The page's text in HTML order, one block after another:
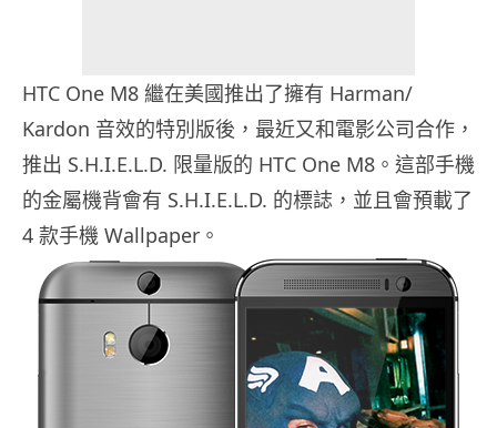
HTC One M8 繼在美國推出了擁有 Harman/
Kardon 音效的特別版後，最近又和電影公司合作，
推出 S.H.I.E.L.D. 限量版的 HTC One M8。這部手機
的金屬機背會有 S.H.I.E.L.D. 的標誌，並且會預載了
4 款手機 Wallpaper。